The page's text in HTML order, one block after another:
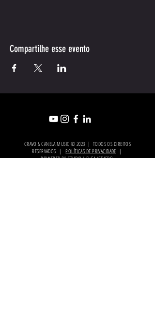
Compartilhe esse evento
CRAVO & CANELA MUSIC © 2023 | TODOS OS DIREITOS
RESERVADOS |POLÍTICAS DE PRIVACIDADE |
POWERED BYSTUDIO HELGA AZEVEDO.